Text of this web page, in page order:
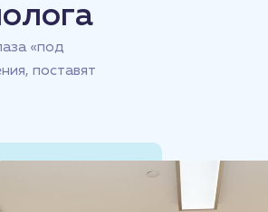
«под
поставят